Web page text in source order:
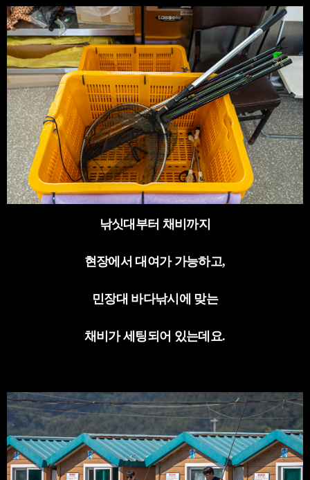
낚싯대부터 채비까지
현장에서 대여가 가능하고,
민장대 바다낚시에 맞는
채비가 세팅되어 있는데요.